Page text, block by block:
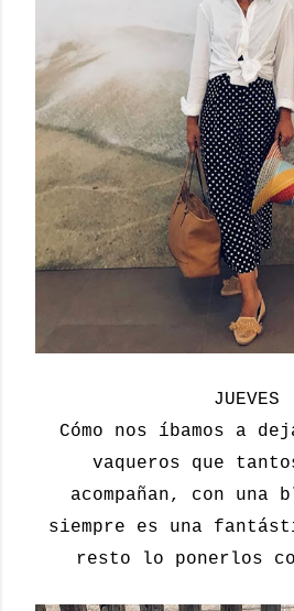
JUEVES
Cómo nos íbamos a
vaqueros que
acompañan, con una
siempre es una
resto lo ponerlos